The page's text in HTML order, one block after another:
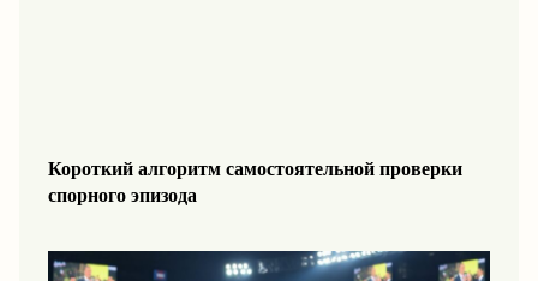
Короткий алгоритм самостоятельной проверки
спорного эпизода